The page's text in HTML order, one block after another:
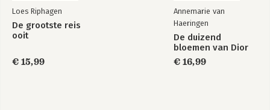
Loes Riphagen
De grootste reis
ooit
€ 15,99
Annemarie van
Haeringen
De duizend
bloemen van Dior
€ 16,99